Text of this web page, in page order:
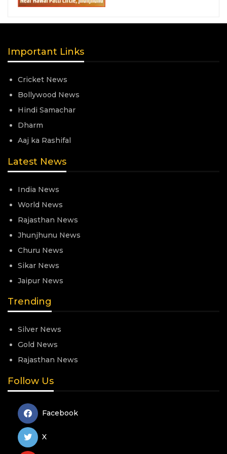
Important Links
Cricket News
Bollywood News
Hindi Samachar
Dharm
Aaj ka Rashifal
Latest News
India News
World News
Rajasthan News
Jhunjhunu News
Churu News
Sikar News
Jaipur News
Trending
Silver News
Gold News
Rajasthan News
Follow Us
Facebook
X